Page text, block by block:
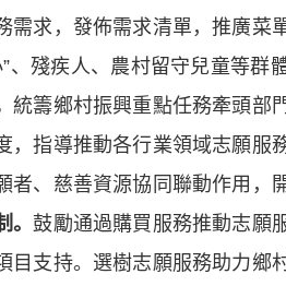
求，發佈需求清單，推廣菜
殘疾人、農村留守兒童等群
統籌鄉村振興重點任務牽頭部
指導推動各行業領域志願服
、慈善資源協同聯動作用，
。 鼓勵通過購買服務推動志願
支持。選樹志願服務助力鄉